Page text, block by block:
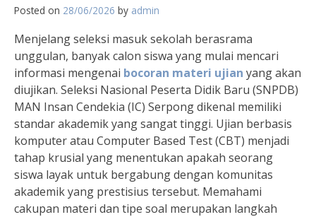
Posted on 28/06/2026 by admin
Menjelang seleksi masuk sekolah berasrama
unggulan, banyak calon siswa yang mulai mencari
informasi mengenai bocoran materi ujian yang akan
diujikan. Seleksi Nasional Peserta Didik Baru (SNPDB)
MAN Insan Cendekia (IC) Serpong dikenal memiliki
standar akademik yang sangat tinggi. Ujian berbasis
komputer atau Computer Based Test (CBT) menjadi
tahap krusial yang menentukan apakah seorang
siswa layak untuk bergabung dengan komunitas
akademik yang prestisius tersebut. Memahami
cakupan materi dan tipe soal merupakan langkah